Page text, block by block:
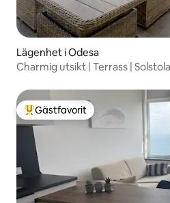
Lägenhet i Odesa
Charmig utsikt | Terrass |
Populär gästfavorit
Gästfavorit